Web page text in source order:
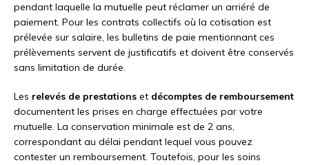
pendant laquelle la mutuelle peut réclamer un arriéré de
paiement. Pour les contrats collectifs où la cotisation est
prélevée sur salaire, les bulletins de paie mentionnant ces
prélèvements servent de justificatifs et doivent être conservés
sans limitation de durée.
Les relevés de prestations et décomptes de remboursement
documentent les prises en charge effectuées par votre
mutuelle. La conservation minimale est de 2 ans,
correspondant au délai pendant lequel vous pouvez
contester un remboursement. Toutefois, pour les soins